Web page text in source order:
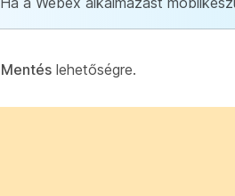
Mentés lehetőségre.